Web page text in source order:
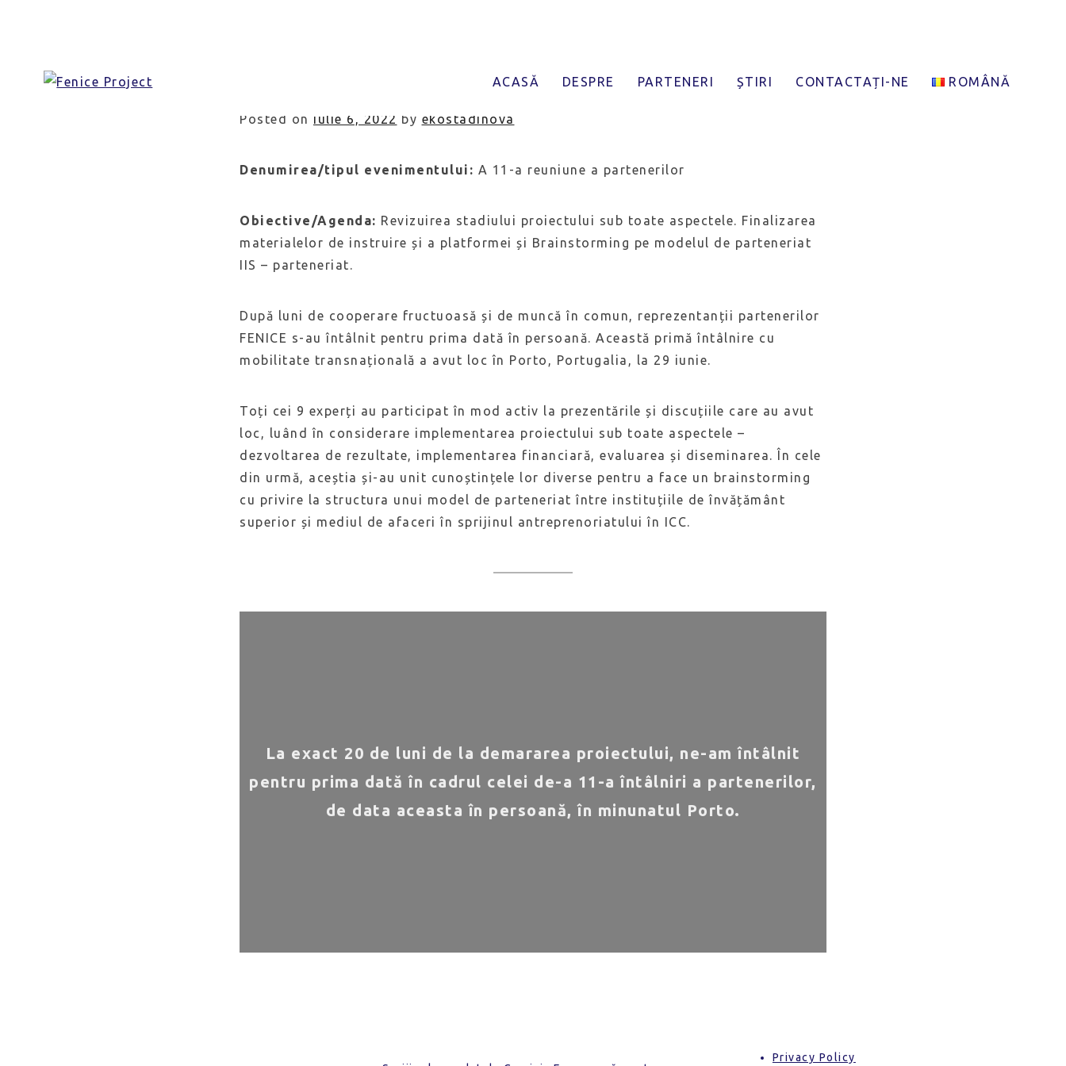
ACASĂ DESPRE PARTENERI ȘTIRI CONTACTAȚI-NE ROMÂNĂ
Posted on iulie 6, 2022 by ekostadinova
Denumirea/tipul evenimentului: A 11-a reuniune a partenerilor
Obiective/Agenda: Revizuirea stadiului proiectului sub toate aspectele. Finalizarea
materialelor de instruire și a platformei și Brainstorming pe modelul de parteneriat
IIS – parteneriat.
După luni de cooperare fructuoasă și de muncă în comun, reprezentanții partenerilor
FENICE s-au întâlnit pentru prima dată în persoană. Această primă întâlnire cu
mobilitate transnațională a avut loc în Porto, Portugalia, la 29 iunie.
Toți cei 9 experți au participat în mod activ la prezentările și discuțiile care au avut
loc, luând în considerare implementarea proiectului sub toate aspectele –
dezvoltarea de rezultate, implementarea financiară, evaluarea și diseminarea. În cele
din urmă, aceștia și-au unit cunoștințele lor diverse pentru a face un brainstorming
cu privire la structura unui model de parteneriat între instituțiile de învățământ
superior și mediul de afaceri în sprijinul antreprenoriatului în ICC.
La exact 20 de luni de la demararea proiectului, ne-am întâlnit
pentru prima dată în cadrul celei de-a 11-a întâlniri a partenerilor,
de data aceasta în persoană, în minunatul Porto.
Privacy Policy